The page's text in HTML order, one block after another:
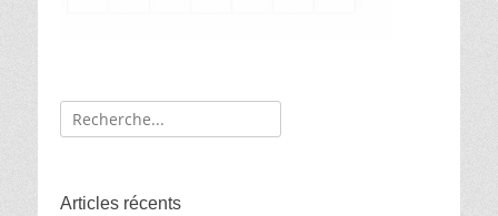
Recherche
de:
Articles récents